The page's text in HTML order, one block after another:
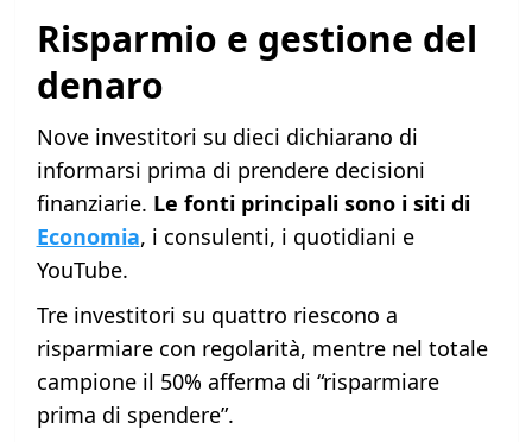
Risparmio e gestione del
denaro
Nove investitori su dieci dichiarano di
informarsi prima di prendere decisioni
finanziarie. Le fonti principali sono i siti di
Economia, i consulenti, i quotidiani e
YouTube.
Tre investitori su quattro riescono a
risparmiare con regolarità, mentre nel totale
campione il 50% afferma di “risparmiare
prima di spendere”.